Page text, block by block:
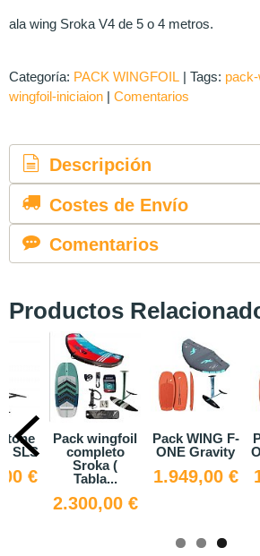
ala wing Sroka V4 de 5 o 4 metros.
Categoría: PACK WINGFOIL | Tags:
wingfoil-iniciaion | Comentarios
Descripción
Costes de Envío
Comentarios
Productos
SLS
€
Pack wingfoil
completo
Sroka (
Tabla...
2.300,00 €
Pack WING F-
ONE Gravity
1.949,00 €